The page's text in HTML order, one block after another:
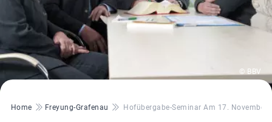
© BBV
Pfadnavigation
Home Freyung-Grafenau Hofübergabe-Seminar Am 17. November